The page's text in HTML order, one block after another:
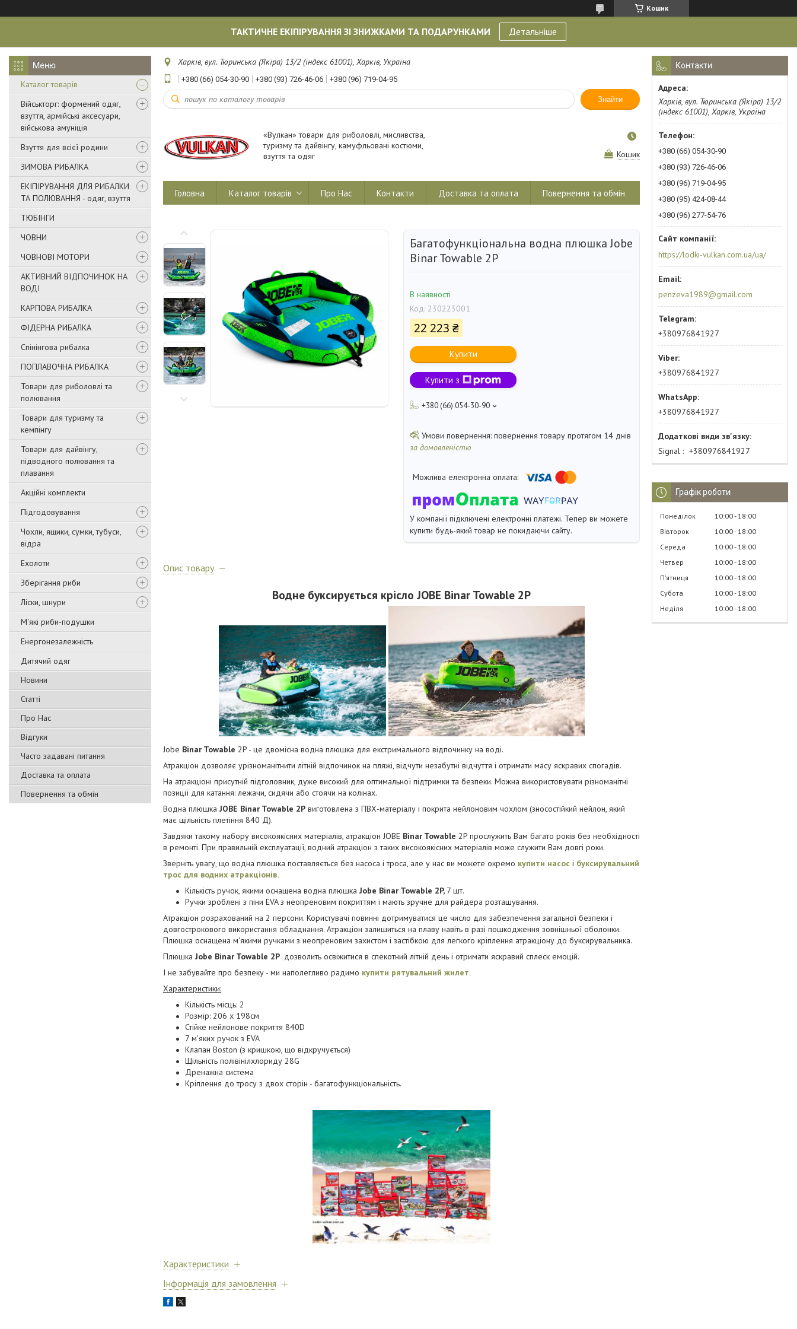
Кошик
ТАКТИЧНЕ ЕКІПІРУВАННЯ ЗІ ЗНИЖКАМИ ТА ПОДАРУНКАМИ Детальніше
Каталог товарів
Військторг: формений одяг,
взуття, армійські аксесуари,
військова амуніція
Взуття для всієї родини
ЗИМОВА РИБАЛКА
ЕКІПІРУВАННЯ ДЛЯ РИБАЛКИ
ТА ПОЛЮВАННЯ - одяг, взуття
ТЮБІНГИ
ЧОВНИ
ЧОВНОВІ МОТОРИ
АКТИВНИЙ ВІДПОЧИНОК НА
ВОДІ
КАРПОВА РИБАЛКА
ФІДЕРНА РИБАЛКА
Спінінгова рибалка
ПОПЛАВОЧНА РИБАЛКА
Товари для риболовлі та
полювання
Товари для туризму та
кемпінгу
Товари для дайвінгу,
підводного полювання та
плавання
Акційні комплекти
Підгодовування
Чохли, ящики, сумки, тубуси,
відра
Ехолоти
Зберігання риби
Ліски, шнури
М'які риби-подушки
Енергонезалежність
Дитячий одяг
Новини
Статті
Про Нас
Відгуки
Часто задавані питання
Доставка та оплата
Повернення та обмін
Харків, вул. Тюринська (Якіра) 13/2 (індекс 61001), Харків, Україна
+380 (66) 054-30-90 +380 (93) 726-46-06 +380 (96) 719-04-95
Знайти
«Вулкан» товари для риболовлі, мисливства,
туризму та дайвінгу, камуфльовані костюми,
взуття та одяг
Кошик
Головна Каталог товарів Про Нас Контакти Доставка та оплата Повернення та обмін
Багатофункціональна водна плюшка Jobe
Binar Towable 2P
В наявності
Код: 230223001
22 223 ₴
Купити
Купити з
+380 (66) 054-30-90
повернення товару протягом 14 днів
за домовленістю
У компанії підключені електронні платежі. Тепер ви можете
купити будь-який товар не покидаючи сайту.
Опис товару
Водне буксирується крісло JOBE Binar Towable 2P
Jobe Binar Towable 2P - це двомісна водна плюшка для екстримального відпочинку на воді.
Атракціон дозволяє урізноманітнити літній відпочинок на пляжі, відчути незабутні відчуття і отримати масу яскравих спогадів.
На атракціоні присутній підголовник, дуже високий для оптимальної підтримки та безпеки. Можна використовувати різноманітні
позиції для катання: лежачи, сидячи або стоячи на колінах.
Водна плюшка JOBE Binar Towable 2P виготовлена з ПВХ-матеріалу і покрита нейлоновим чохлом (зносостійкий нейлон, який
має щільність плетіння 840 Д).
Завдяки такому набору високоякісних матеріалів, атракціон JOBE Binar Towable 2P прослужить Вам багато років без необхідності
в ремонті. При правильній експлуатації, водний атракціон з таких високоякісних матеріалів може служити Вам довгі роки.
Зверніть увагу, що водна плюшка поставляється без насоса і троса, але у нас ви можете окремо купити насос і буксирувальний
трос для водних атракціонів.
Кількість ручок, якими оснащена водна плюшка Jobe Binar Towable 2P, 7 шт.
Ручки зроблені з піни EVA з неопреновим покриттям і мають зручне для райдера розташування.
Атракціон розрахований на 2 персони. Користувачі повинні дотримуватися це число для забезпечення загальної безпеки і
довгострокового використання обладнання. Атракціон залишиться на плаву навіть в разі пошкодження зовнішньої оболонки.
Плюшка оснащена м'якими ручками з неопреновим захистом і застібкою для легкого кріплення атракціону до буксирувальника.
Плюшка Jobe Binar Towable 2P дозволить освіжитися в спекотний літній день і отримати яскравий сплеск емоцій.
І не забувайте про безпеку - ми наполегливо радимо купити рятувальний жилет.
Характеристики:
Кількість місць: 2
Розмір: 206 х 198см
Стійке нейлонове покриття 840D
7 м'яких ручок з EVA
Клапан Boston (з кришкою, що відкручується)
Щільність полівінілхлориду 28G
Дренажна система
Кріплення до тросу з двох сторін - багатофункціональність.
Характеристики
Інформація для замовлення
Контакти
Харків, вул. Тюринська (Якіра) 13/2
(індекс 61001), Харків, Україна
+380 (66) 054-30-90
+380 (93) 726-46-06
+380 (96) 719-04-95
+380 (95) 424-08-44
+380 (96) 277-54-76
https://lodki-vulkan.com.ua/ua/
penzeva1989@gmail.com
+380976841927
+380976841927
+380976841927
Signal +380976841927
Графік роботи
Понеділок 10:00 18:00
Вівторок
10:00 18:00
Середа
10:00 18:00
Четвер
10:00 18:00
Пʼятниця
10:00 18:00
Субота
10:00 18:00
Неділя
10:00 18:00